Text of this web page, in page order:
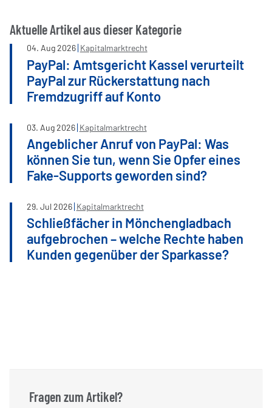
Aktuelle Artikel aus dieser Kategorie
04. Aug2026 Kapitalmarktrecht
PayPal: Amtsgericht Kassel verurteilt
PayPal zur Rückerstattung nach
Fremdzugriff auf Konto
03. Aug2026 Kapitalmarktrecht
Angeblicher Anruf von PayPal: Was
können Sie tun, wenn Sie Opfer eines
Fake-Supports geworden sind?
29. Jul 2026 Kapitalmarktrecht
Schließfächer in Mönchengladbach
aufgebrochen – welche Rechte haben
Kunden gegenüber der Sparkasse?
Fragen zum Artikel?